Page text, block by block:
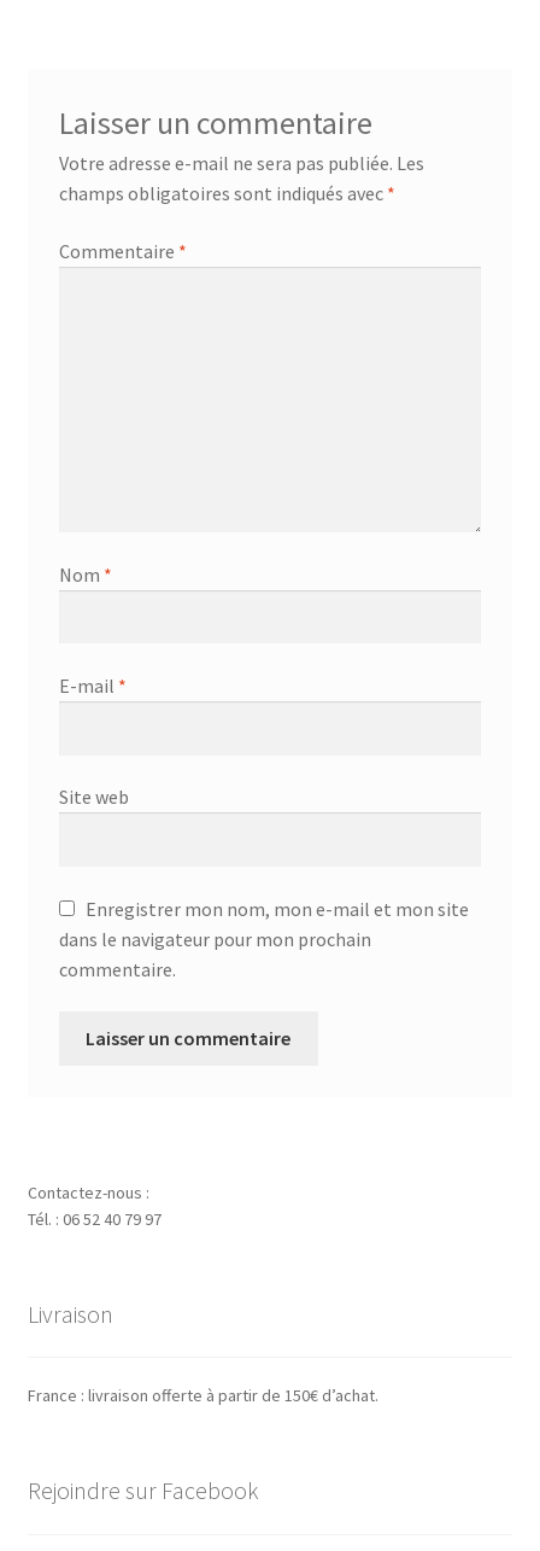
Laisser un commentaire
Votre adresse e-mail ne sera pas publiée. Les
champs obligatoires sont indiqués avec *
Commentaire *
Nom *
E-mail *
Site web
Enregistrer mon nom, mon e-mail et mon site
dans le navigateur pour mon prochain
commentaire.
Contactez-nous :
Tél. : 06 52 40 79 97
Livraison
France : livraison offerte à partir de 150€ d’achat.
Rejoindre sur Facebook